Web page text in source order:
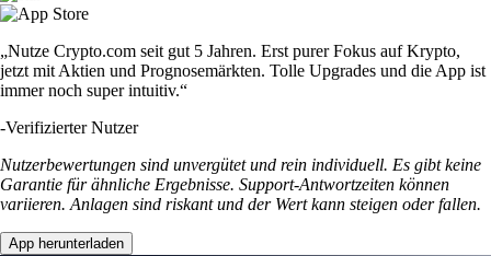
„Nutze Crypto.com seit gut 5 Jahren. Erst purer Fokus auf Krypto,
jetzt mit Aktien und Prognosemärkten. Tolle Upgrades und die App ist
immer noch super intuitiv.“
-Verifizierter Nutzer
Nutzerbewertungen sind unvergütet und rein individuell. Es gibt keine
Garantie für ähnliche Ergebnisse. Support-Antwortzeiten können
variieren. Anlagen sind riskant und der Wert kann steigen oder fallen.
App herunterladen